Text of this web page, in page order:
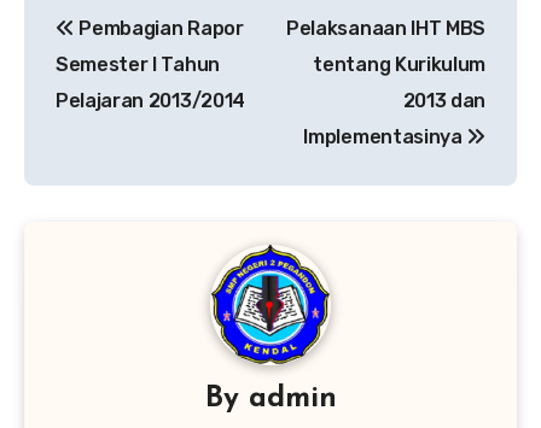
pos
Pembagian Rapor
Semester I Tahun
Pelajaran 2013/2014
Pelaksanaan IHT MBS
tentang Kurikulum
2013 dan
Implementasinya
By admin